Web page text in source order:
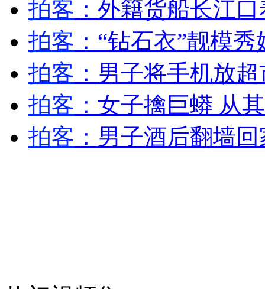
花炮节热闹非凡
纽约上演“枕头大战”
司机酒驾遇交警 急速倒车逃窜
拍客 ：外籍货船长江
拍客 ：“钻石衣”靓模
拍客 ：男子将手机放
拍客 ：女子擒巨蟒 从
拍客 ：男子酒后翻墙